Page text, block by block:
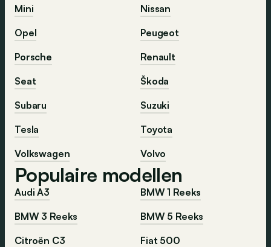
Mini
Nissan
Opel
Peugeot
Porsche
Renault
Seat
Škoda
Subaru
Suzuki
Tesla
Toyota
Volkswagen
Volvo
Populaire modellen
Audi A3
BMW 1 Reeks
BMW 3 Reeks
BMW 5 Reeks
Citroën C3
Fiat 500